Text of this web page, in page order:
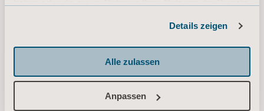
Details zeigen
Alle zulassen
Anpassen